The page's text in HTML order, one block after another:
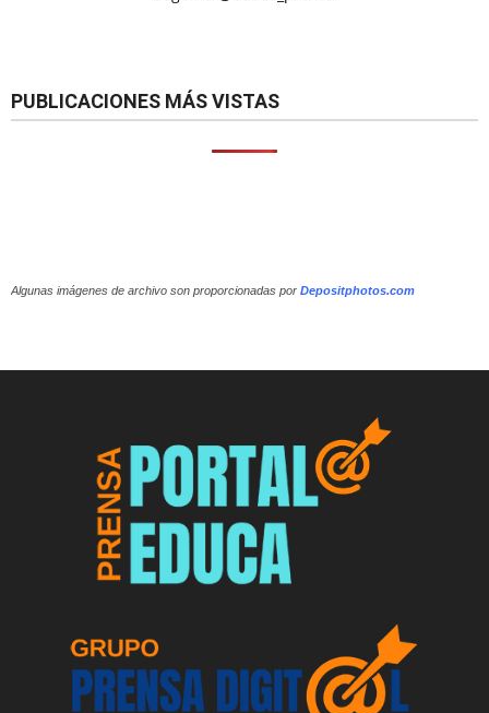
PUBLICACIONES MÁS VISTAS
Algunas imágenes de archivo son proporcionadas por Depositphotos.com